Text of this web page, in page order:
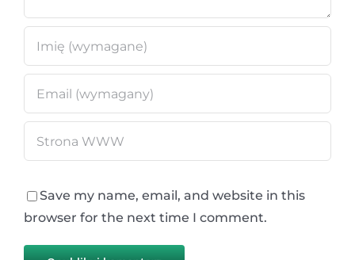
Save my name, email, and website in this
browser for the next time I comment.